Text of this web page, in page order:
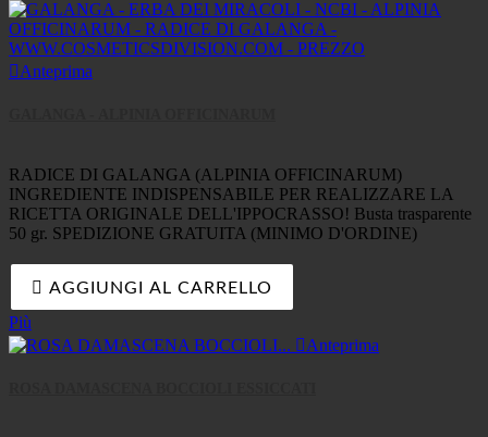
Anteprima
RADICE DI GALANGA (ALPINIA OFFICINARUM)
INGREDIENTE INDISPENSABILE PER REALIZZARE LA
RICETTA ORIGINALE DELL'IPPOCRASSO! Busta trasparente
50 gr. SPEDIZIONE GRATUITA (MINIMO D'ORDINE)
AGGIUNGI AL CARRELLO
Più
Anteprima